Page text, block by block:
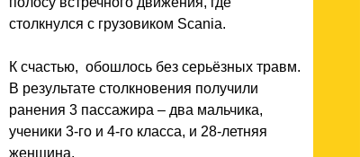
столкнулся с грузовиком Scania.
К счастью, обошлось без серьёзных травм.
В результате столкновения получили
ранения 3 пассажира – два мальчика,
ученики 3-го и 4-го класса, и 28-летняя
женщина.